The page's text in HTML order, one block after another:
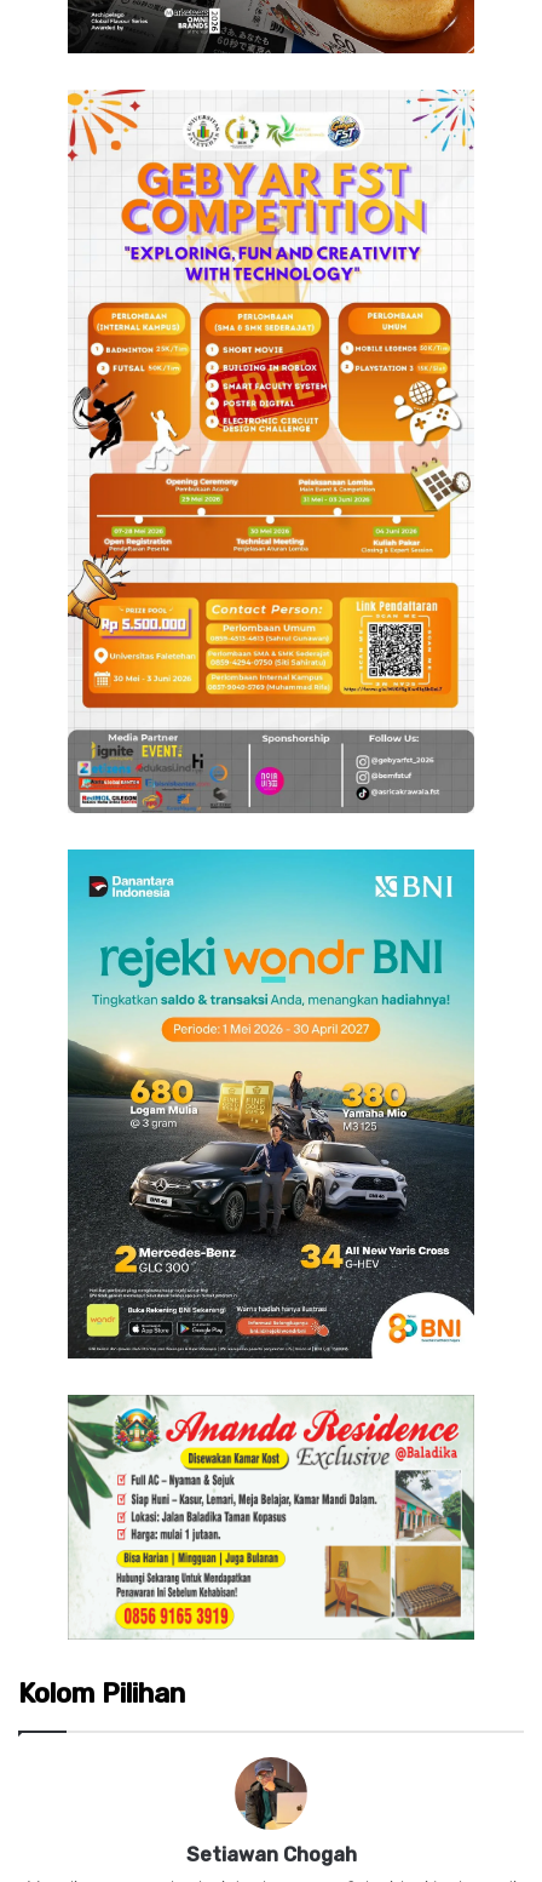
Kolom Pilihan
Setiawan Chogah